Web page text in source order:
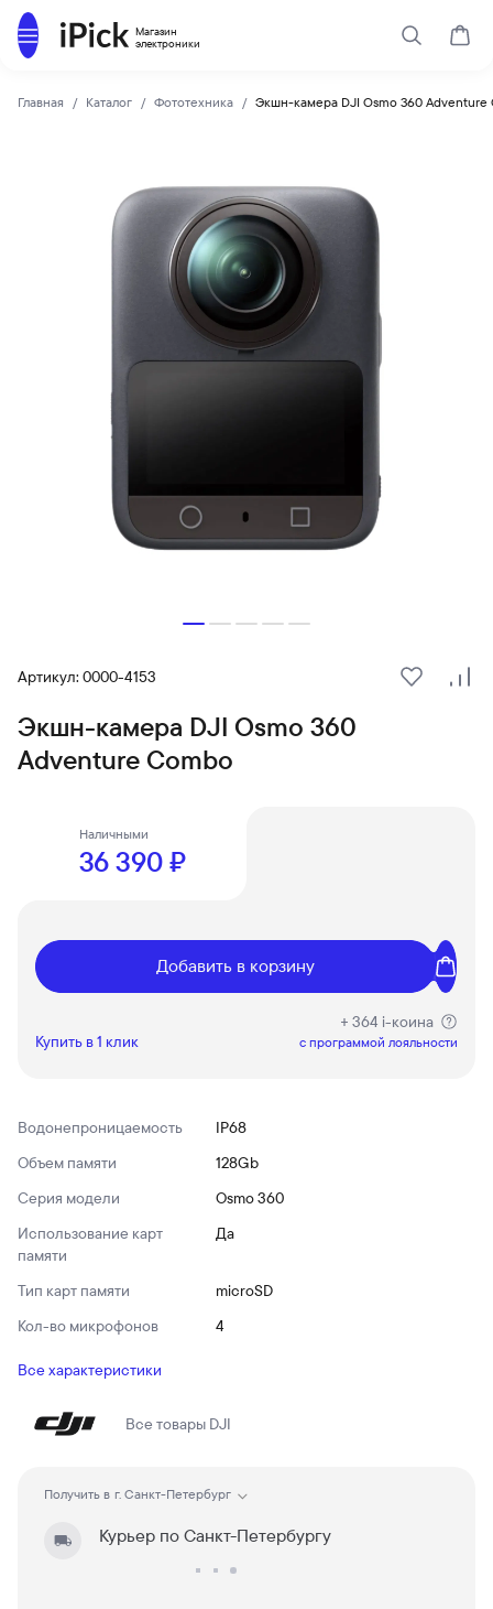
Магазин
электроники
Каталог
Поиск
Главная Каталог Фототехника Экшн-камера DJI Osmo 360 Adventure
Артикул: 0000-4153
В
Экшн-камера DJI Osmo 360
Adventure Combo
Наличными
36 390 ₽
Добавить в корзину
Купить в 1 клик
+ 364 i-коина
c программой лояльности
Водонепроницаемость
IP68
Объем памяти
128Gb
Серия модели
Osmo 360
Использование карт
памяти
Да
Тип карт памяти
microSD
Кол-во микрофонов
4
Все характеристики
Все товары DJI
Получить в г. Санкт-Петербург
Курьер по Санкт-Петербургу